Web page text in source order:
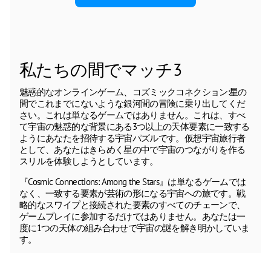
私たちの間でマッチ3
魅惑的なオンラインゲーム、コズミックコネクション:星の
間でこれまでにないような銀河間の冒険に乗り出してくだ
さい。これは単なるゲームではありません。これは、すべ
て宇宙の魅惑的な背景にある3つ以上の天体要素に一致する
ようにあなたを招待する宇宙パズルです。仮想宇宙旅行者
として、あなたはきらめく星の中で宇宙のつながりを作る
スリルを体験しようとしています。
『Cosmic Connections: Among the Stars』は単なるゲームでは
なく、一致する要素が芸術の形になる宇宙への旅です。戦
略的なスワイプと接続された要素のすべてのチェーンで、
ゲームプレイに参加するだけではありません。あなたは一
度に1つの天体の組み合わせで宇宙の謎を解き明かしていま
す。